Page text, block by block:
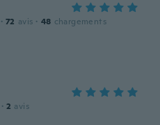
· 72 avis · 48 chargements
· 2 avis